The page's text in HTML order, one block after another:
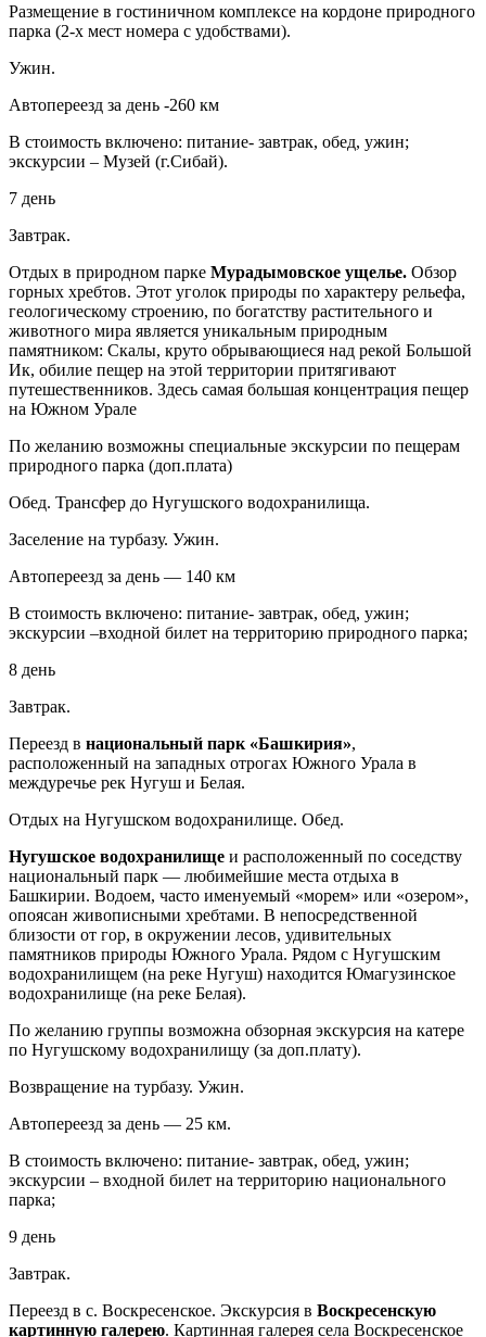
Размещение в гостиничном комплексе на кордоне природного
парка (2-х мест номера с удобствами).
Ужин.
Автопереезд за день -260 км
В стоимость включено: питание- завтрак, обед, ужин;
экскурсии – Музей (г.Сибай).
7 день
Завтрак.
Отдых в природном парке Мурадымовское ущелье. Обзор
горных хребтов. Этот уголок природы по характеру рельефа,
геологическому строению, по богатству растительного и
животного мира является уникальным природным
памятником: Скалы, круто обрывающиеся над рекой Большой
Ик, обилие пещер на этой территории притягивают
путешественников. Здесь самая большая концентрация пещер
на Южном Урале
По желанию возможны специальные экскурсии по пещерам
природного парка (доп.плата)
Обед. Трансфер до Нугушского водохранилища.
Заселение на турбазу. Ужин.
Автопереезд за день — 140 км
В стоимость включено: питание- завтрак, обед, ужин;
экскурсии –входной билет на территорию природного парка;
8 день
Завтрак.
Переезд в национальный парк «Башкирия»,
расположенный на западных отрогах Южного Урала в
междуречье рек Нугуш и Белая.
Отдых на Нугушском водохранилище. Обед.
Нугушское водохранилище и расположенный по соседству
национальный парк — любимейшие места отдыха в
Башкирии. Водоем, часто именуемый «морем» или «озером»,
опоясан живописными хребтами. В непосредственной
близости от гор, в окружении лесов, удивительных
памятников природы Южного Урала. Рядом с Нугушским
водохранилищем (на реке Нугуш) находится Юмагузинское
водохранилище (на реке Белая).
По желанию группы возможна обзорная экскурсия на катере
по Нугушскому водохранилищу (за доп.плату).
Возвращение на турбазу. Ужин.
Автопереезд за день — 25 км.
В стоимость включено: питание- завтрак, обед, ужин;
экскурсии – входной билет на территорию национального
парка;
9 день
Завтрак.
Переезд в с. Воскресенское. Экскурсия в Воскресенскую
картинную галерею. Картинная галерея села Воскресенское